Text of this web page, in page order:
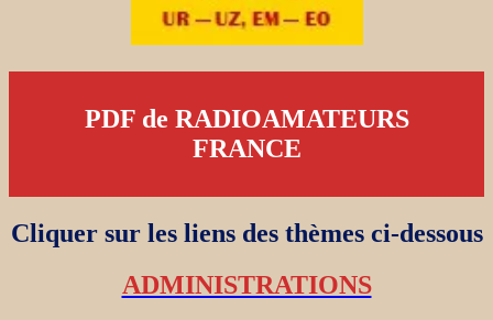
PDF de RADIOAMATEURS
FRANCE
Cliquer sur les liens des thèmes ci-dessous
ADMINISTRATIONS